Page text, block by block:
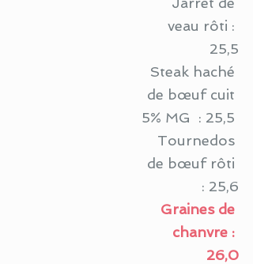
veau rôti :
25,5
Steak haché
de bœuf cuit
5% MG  : 25,5
Tournedos
de bœuf rôti
: 25,6
Graines de
chanvre :
26,0